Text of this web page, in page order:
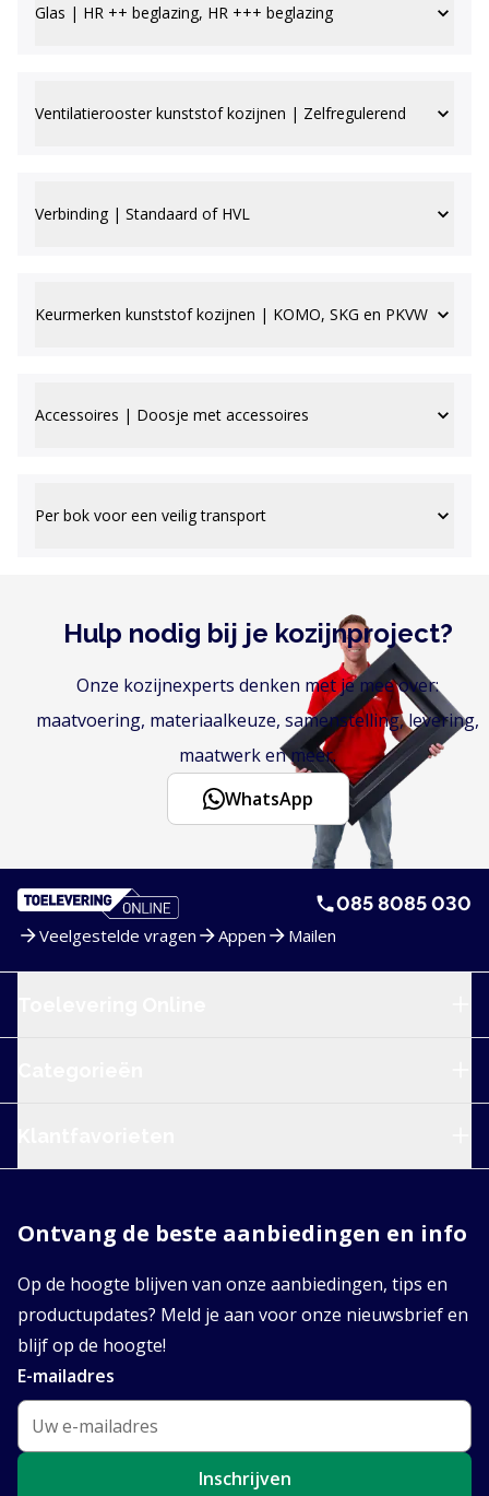
Glas | HR ++ beglazing, HR +++ beglazing
Ventilatierooster kunststof kozijnen | Zelfregulerend
Verbinding | Standaard of HVL
Keurmerken kunststof kozijnen | KOMO, SKG en PKVW
Accessoires | Doosje met accessoires
Per bok voor een veilig transport
Hulp nodig bij je kozijnproject?
Onze kozijnexperts denken met je mee over:
maatvoering, materiaalkeuze, samenstelling, levering,
maatwerk en meer.
WhatsApp
085 8085 030
Veelgestelde vragen Appen Mailen
Ontvang de beste aanbiedingen en info
Op de hoogte blijven van onze aanbiedingen, tips en
productupdates? Meld je aan voor onze nieuwsbrief en
blijf op de hoogte!
E-mailadres
Inschrijven